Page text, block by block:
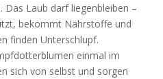
Das Laub darf liegenbleiben –
bekommt Nährstoffe und
finden Unterschlupf.
einmal im
sich von selbst und sorgen